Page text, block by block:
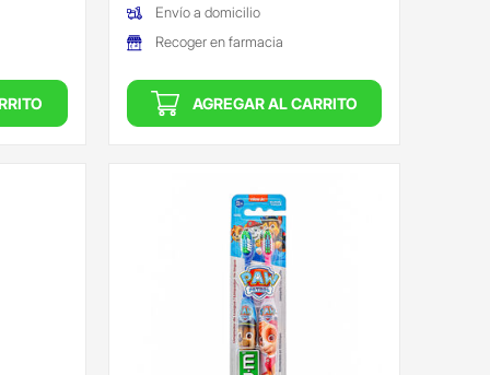
Envío a domicilio
Recoger en farmacia
AGREGAR AL CARRITO